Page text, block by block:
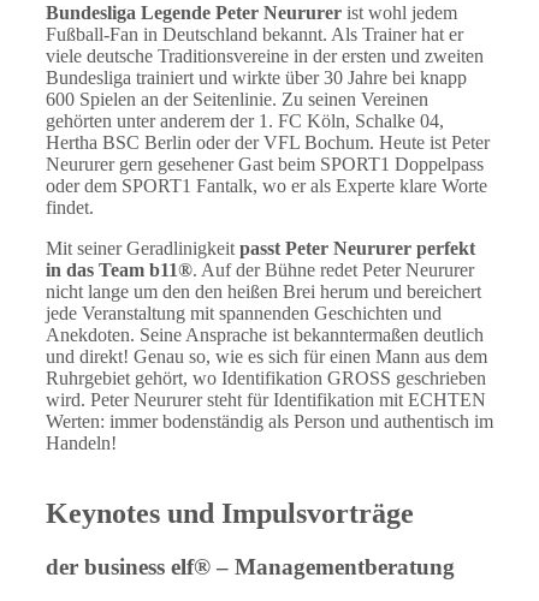
Bundesliga Legende Peter Neururer ist wohl jedem
Fußball-Fan in Deutschland bekannt. Als Trainer hat er
viele deutsche Traditionsvereine in der ersten und zweiten
Bundesliga trainiert und wirkte über 30 Jahre bei knapp
600 Spielen an der Seitenlinie. Zu seinen Vereinen
gehörten unter anderem der 1. FC Köln, Schalke 04,
Hertha BSC Berlin oder der VFL Bochum. Heute ist Peter
Neururer gern gesehener Gast beim SPORT1 Doppelpass
oder dem SPORT1 Fantalk, wo er als Experte klare Worte
findet.
Mit seiner Geradlinigkeit passt Peter Neururer perfekt
in das Team b11®. Auf der Bühne redet Peter Neururer
nicht lange um den den heißen Brei herum und bereichert
jede Veranstaltung mit spannenden Geschichten und
Anekdoten. Seine Ansprache ist bekanntermaßen deutlich
und direkt! Genau so, wie es sich für einen Mann aus dem
Ruhrgebiet gehört, wo Identifikation GROSS geschrieben
wird. Peter Neururer steht für Identifikation mit ECHTEN
Werten: immer bodenständig als Person und authentisch im
Handeln!
Keynotes und Impulsvorträge
der business elf® – Managementberatung